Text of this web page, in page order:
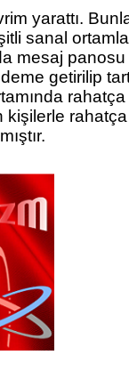
yarattı.
sanal
mesaj
getirilip
rahatça
kişilerle